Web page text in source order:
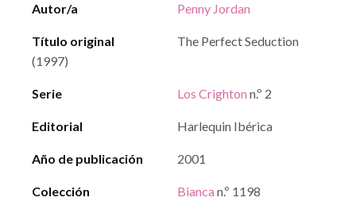
Autor/a Penny Jordan
Título original
The Perfect Seduction
(1997)
Serie Los Crighton n.º 2
Editorial Harlequin Ibérica
Año de publicación 2001
Colección Bianca n.º 1198